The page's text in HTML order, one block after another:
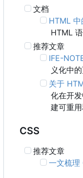
文档
HTML 中
HTML
推荐文章
IFE-
义化中
关于
化在开
建可重
CSS
推荐文章
一文梳理